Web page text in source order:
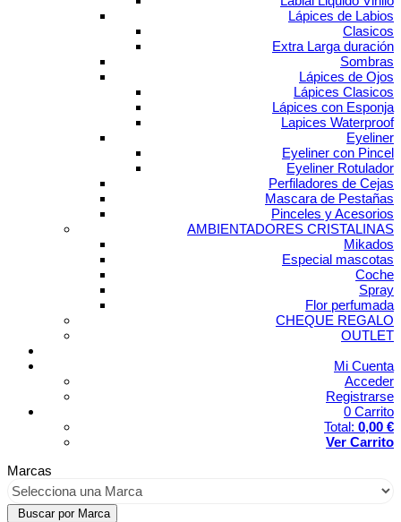
Lápices de Labios
Clasicos
Extra Larga duración
Sombras
Lápices de Ojos
Lápices Clasicos
Lápices con Esponja
Lapices Waterproof
Eyeliner
Eyeliner con Pincel
Eyeliner Rotulador
Perfiladores de Cejas
Mascara de Pestañas
Pinceles y Acesorios
AMBIENTADORES CRISTALINAS
Mikados
Especial mascotas
Coche
Spray
Flor perfumada
CHEQUE REGALO
OUTLET
Mi Cuenta
Acceder
Registrarse
0 Carrito
Total: 0,00 €
Ver Carrito
Marcas